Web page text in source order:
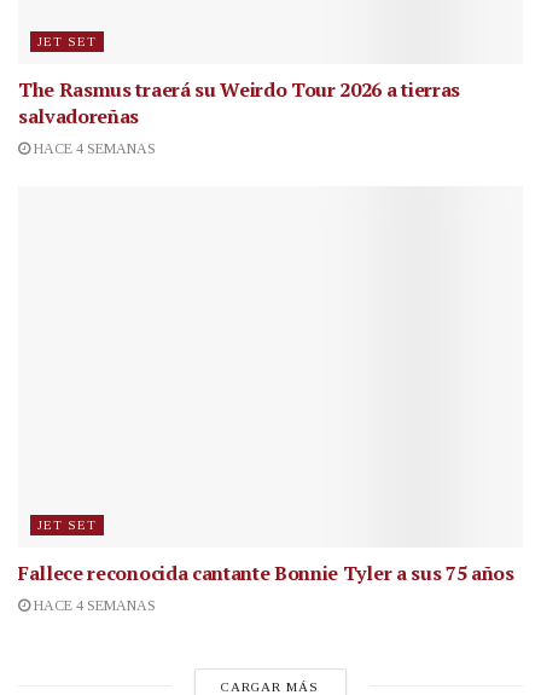
JET SET
The Rasmus traerá su Weirdo Tour 2026 a tierras
salvadoreñas
HACE 4 SEMANAS
JET SET
Fallece reconocida cantanteBonnie Tyler a sus 75 años
HACE 4 SEMANAS
CARGAR MÁS